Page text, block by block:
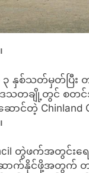
နှစ်သတ်မှတ်ပြီး
ဒေသတချို့တွင် စ
ဆောင်တဲ့
တွဲဖက်အတွင်း
က်နိုင်ဖို့အတွက် တပ်သ